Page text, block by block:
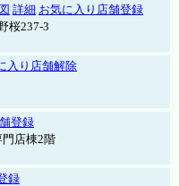
詳細 お気に入り店舗登録
桜237-3
入り店舗解除
登録
店棟2階
録